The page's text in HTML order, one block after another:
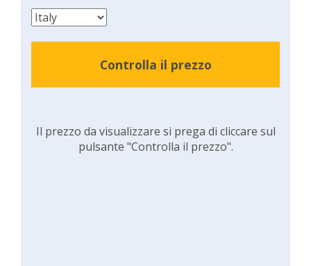
Controlla il prezzo
Il prezzo da visualizzare si prega di cliccare sul
pulsante "Controlla il prezzo".